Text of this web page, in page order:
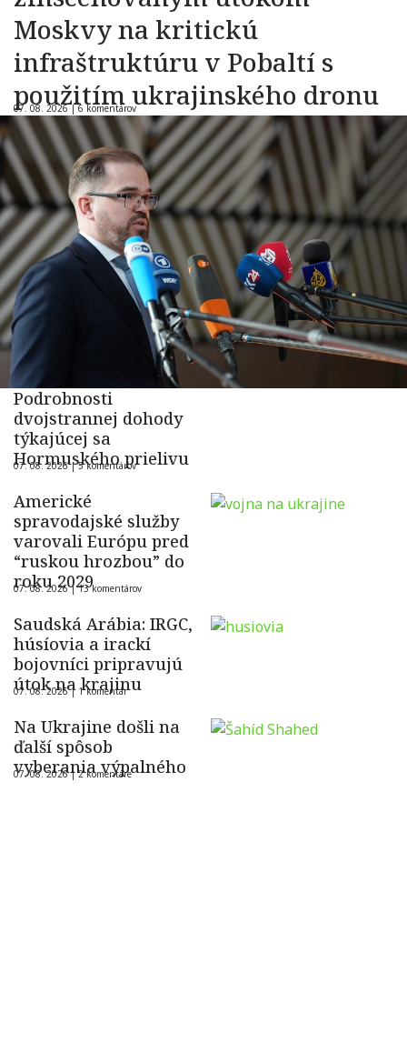
Moskvy na kritickú
infraštruktúru v Pobaltí s
použitím ukrajinského dronu
07. 08. 2026 |6 komentárov
Podrobnosti
dvojstrannej dohody
týkajúcej sa
Hormuského prielivu
07. 08. 2026 |5 komentárov
Americké
spravodajské služby
varovali Európu pred
“ruskou hrozbou” do
roku 2029
07. 08. 2026 |13 komentárov
Saudská Arábia: IRGC,
húsíovia a irackí
bojovníci pripravujú
útok na krajinu
07. 08. 2026 | 1 komentár
Na Ukrajine došli na
ďalší spôsob
vyberania výpalného
07. 08. 2026 |2 komentáre